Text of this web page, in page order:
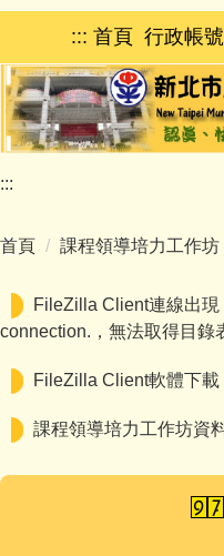
跳
主
要
內
容
區
::: 首頁 行政帳
:::
首頁 課程領導培力工作坊
FileZilla Client連線出
connection.，無法取得目錄
FileZilla Client軟體下載
課程領導培力工作坊資